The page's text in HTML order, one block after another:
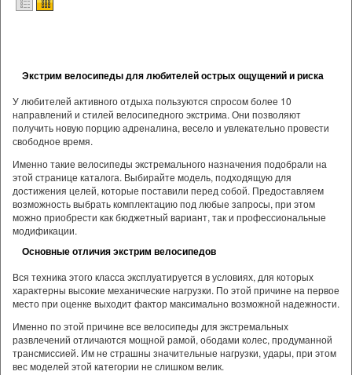
Экстрим велосипеды для любителей острых ощущений и риска
У любителей активного отдыха пользуются спросом более 10
направлений и стилей велосипедного экстрима. Они позволяют
получить новую порцию адреналина, весело и увлекательно провести
свободное время.
Именно такие велосипеды экстремального назначения подобрали на
этой странице каталога. Выбирайте модель, подходящую для
достижения целей, которые поставили перед собой. Предоставляем
возможность выбрать комплектацию под любые запросы, при этом
можно приобрести как бюджетный вариант, так и профессиональные
модификации.
Основные отличия экстрим велосипедов
Вся техника этого класса эксплуатируется в условиях, для которых
характерны высокие механические нагрузки. По этой причине на первое
место при оценке выходит фактор максимально возможной надежности.
Именно по этой причине все велосипеды для экстремальных
развлечений отличаются мощной рамой, ободами колес, продуманной
трансмиссией. Им не страшны значительные нагрузки, удары, при этом
вес моделей этой категории не слишком велик.